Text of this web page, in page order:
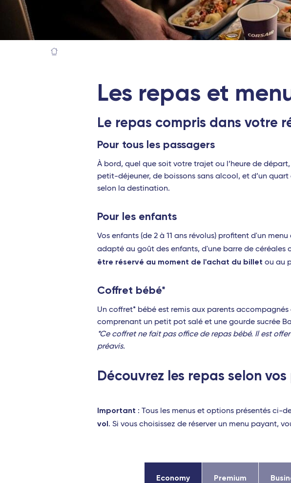
Les repas et
Le repas compris dans votre
Pour tous les passagers
À bord, quel que soit votre trajet ou l’heure de
petit-déjeuner, de boissons sans alcool, et d’un
selon la destination.
Pour les enfants
Vos enfants (de 2 à 11 ans révolus) profitent d'un
adapté au goût des enfants, d'une barre de céréales
être réservé au moment de l'achat du billet ou au
Coffret bébé*
Un coffret* bébé est remis aux parents
comprenant un petit pot salé et une gourde sucrée
*Ce coffret ne fait pas office de repas bébé. Il est
préavis.
Découvrez les repas selon
Important : Tous les menus et options présentés ci-
vol. Si vous choisissez de réserver un menu payant,
Economy Premium